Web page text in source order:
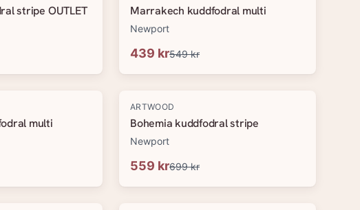
stripe OUTLET Marrakech kuddfodral multi
Newport
439 kr549 kr
multi
-20%
ARTWOOD
Bohemia kuddfodral stripe
Newport
559 kr699 kr